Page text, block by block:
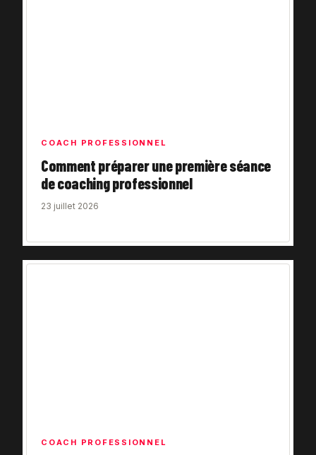
COACH PROFESSIONNEL
Comment préparer une première séance
de coaching professionnel
23 juillet 2026
COACH PROFESSIONNEL